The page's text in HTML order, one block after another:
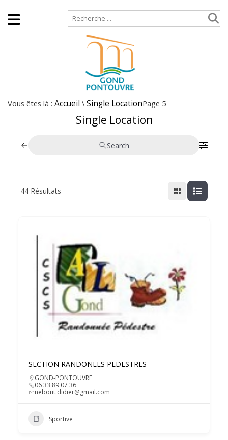
Vous êtes là : Accueil \ Single LocationPage 5
Single Location
Search
44 Résultats
SECTION RANDONEES PEDESTRES
GOND-PONTOUVRE
06 33 89 07 36
nebout.didier@gmail.com
Sportive